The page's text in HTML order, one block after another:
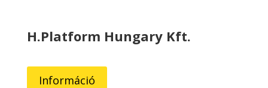
H.Platform Hungary Kft.
Információ